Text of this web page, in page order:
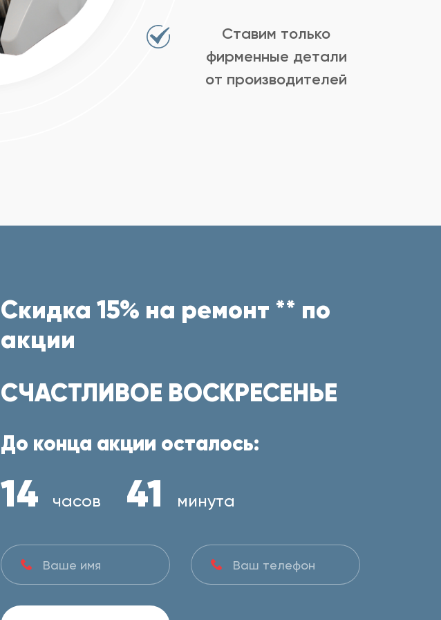
Ставим только
фирменные детали
от производителей
Скидка 15% на ремонт ** по
акции
СЧАСТЛИВОЕ ВОСКРЕСЕНЬЕ
До конца акции осталось:
14 часов 41 минута